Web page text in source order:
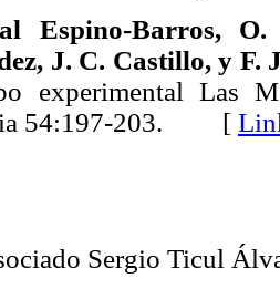
Espino-Barros,
Ο.
J. C. Castillo, y F.
experimental Las
54:197-203. [
Sergio Ticul